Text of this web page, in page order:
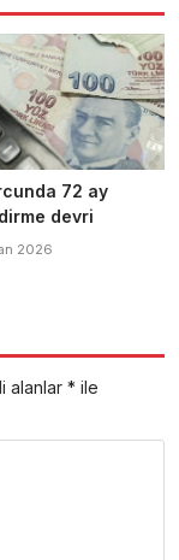
72 ay
devri
2026
alanlar * ile